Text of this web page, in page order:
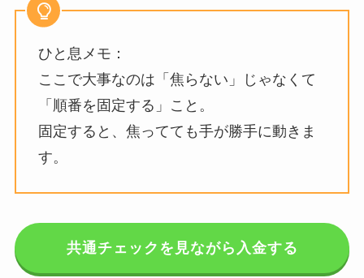
ひと息メモ：
ここで大事なのは「焦らない」じゃなくて
「順番を固定する」こと。
固定すると、焦ってても手が勝手に動きま
す。
共通チェックを見ながら入金する